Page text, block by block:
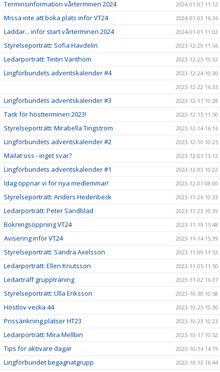
Terminsinformation vårterminen 2024 2024-01-07 11:12
Missa inte att boka plats inför VT24 2024-01-03 16:36
Laddar... inför start vårterminen 2024 2024-01-01 11:02
Styrelseporträtt: Sofia Havdelin 2023-12-29 11:56
Ledarporträtt: Tintin Vanthöm 2023-12-25 10:32
Lingförbundets adventskalender #4
2023-12-24 10:30
2023-12-22 16:33
Lingförbundets adventskalender #3 2023-12-17 10:28
Tack för höstterminen 2023! 2023-12-15 11:50
Styrelseporträtt: Mirabella Tingström 2023-12-14 16:16
Lingförbundets adventskalender #2 2023-12-10 10:25
Mailat oss - inget svar? 2023-12-05 13:12
Lingförbundets adventskalender #1 2023-12-03 10:22
Idag öppnar vi för nya medlemmar! 2023-12-01 08:00
Styrelseporträtt: Anders Hedenbeck 2023-11-26 10:33
Ledarporträtt: Peter Sandblad 2023-11-23 10:39
Bokningsöppning VT24 2023-11-19 15:48
Avisering inför VT24 2023-11-14 15:39
Styrelseporträtt: Sandra Axelsson 2023-11-09 11:53
Ledarporträtt: Ellen Knutsson 2023-11-05 11:50
Ledarträff gruppträning 2023-11-02 16:37
Styrelseporträtt: Ulla Eriksson 2023-10-30 10:58
Höstlov vecka 44 2023-10-25 10:30
Prissänkning platser HT23 2023-10-23 10:23
Ledarporträtt: Mira Mellbin 2023-10-17 10:52
Tips för aktivare dagar 2023-10-14 14:19
Lingförbundet begagnatgrupp
2023-10-12 16:44